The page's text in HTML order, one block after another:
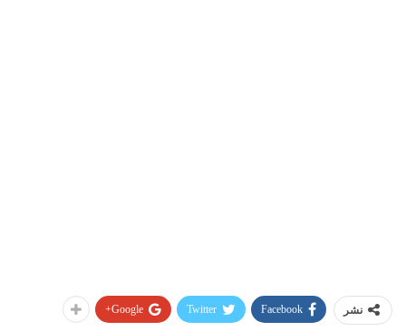
نشر Facebook
Twitter
Google+